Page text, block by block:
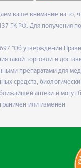
ваше внимание на то,
ГК РФ. Для получения
"Об утверждении
торговли и
препаратами для
средств,
аптеки и
или изменен